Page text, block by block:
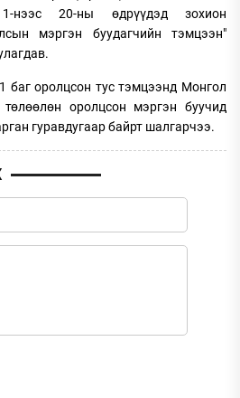
20-ны өдрүүдэд зохион
мэргэн буудагчийн тэмцээн"
баг оролцсон тус тэмцээнд Монгол
оролцсон мэргэн буучид
гуравдугаар байрт шалгарчээ.